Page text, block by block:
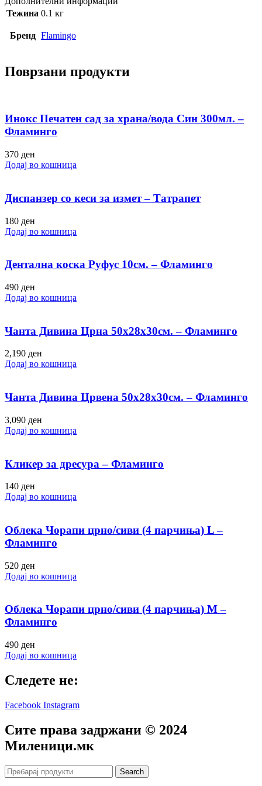
Тежина 0.1 кг
Бренд Flamingo
Поврзани продукти
Инокс Печатен сад за храна/вода Син 300мл. –
Фламинго
370 ден
Додај во кошница
Диспанзер со кеси за измет – Татрапет
180 ден
Додај во кошница
Дентална коска Руфус 10см. – Фламинго
490 ден
Додај во кошница
Чанта Дивина Црна 50х28х30см. – Фламинго
2,190 ден
Додај во кошница
Чанта Дивина Црвена 50х28х30см. – Фламинго
3,090 ден
Додај во кошница
Кликер за дресура – Фламинго
140 ден
Додај во кошница
Облека Чорапи црно/сиви (4 парчиња) L –
Фламинго
520 ден
Додај во кошница
Облека Чорапи црно/сиви (4 парчиња) M –
Фламинго
490 ден
Додај во кошница
Следете не:
Facebook Instagram
Сите права задржани © 2024
Mиленици.мк
Search